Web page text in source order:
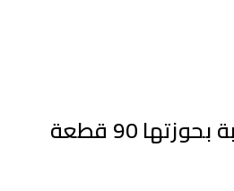
مصر.. ضبط عصابة بحوزتها 90 قطعة